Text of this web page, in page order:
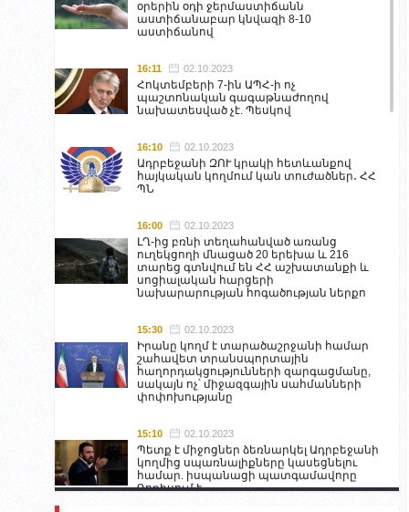
օրերին օդի ջերմաստիճանն
աստիճանաբար կնվազի 8-10
աստիճանով
16:11 02.10.2023
Հոկտեմբերի 7-ին ԱՊՀ-ի ոչ
պաշտոնական գագաթնաժողով
նախատեսված չէ. Պեսկով
16:10 02.10.2023
Ադրբեջանի ԶՈՒ կրակի հետևանքով
հայկական կողմում կան տուժածներ․ ՀՀ
ՊՆ
16:00 02.10.2023
ԼՂ-ից բռնի տեղահանված առանց
ուղեկցողի մնացած 20 երեխա և 216
տարեց գտնվում են ՀՀ աշխատանքի և
սոցիալական հարցերի
նախարարության հոգածության ներքո
15:30 02.10.2023
Իրանը կողմ է տարածաշրջանի համար
շահավետ տրանսպորտային
հաղորդակցությունների զարգացմանը,
սակայն ոչ՝ միջազգային սահմանների
փոփոխությանը
15:10 02.10.2023
Պետք է միջոցներ ձեռնարկել Ադրբեջանի
կողմից սպառնալիքները կասեցնելու
համար. իսպանացի պատգամավորը
Գորիսում է